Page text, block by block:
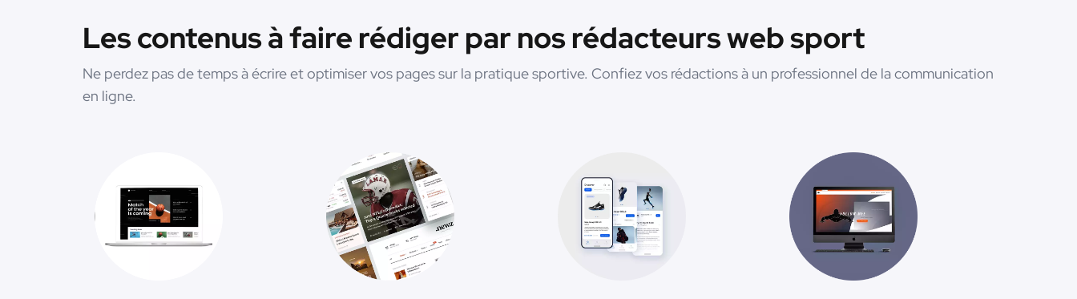
Les contenus à faire rédiger par nos rédacteurs web sport
Ne perdez pas de temps à écrire et optimiser vos pages sur la pratique sportive. Confiez vos rédactions à un professionnel de la communication
en ligne.